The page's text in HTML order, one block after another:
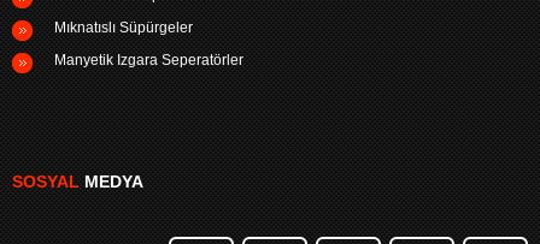
Mıknatıslı Süpürgeler
Manyetik Izgara Seperatörler
SOSYALMEDYA